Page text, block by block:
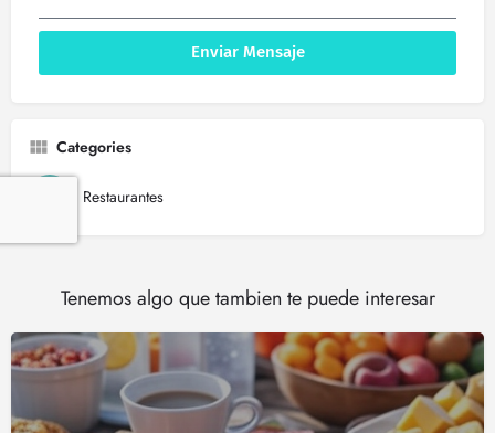
Enviar Mensaje
Categories
Restaurantes
Tenemos algo que tambien te puede interesar